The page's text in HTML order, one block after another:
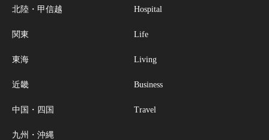
北陸・甲信越
関東
東海
近畿
中国・四国
九州・沖縄
Hospital
Life
Living
Business
Travel